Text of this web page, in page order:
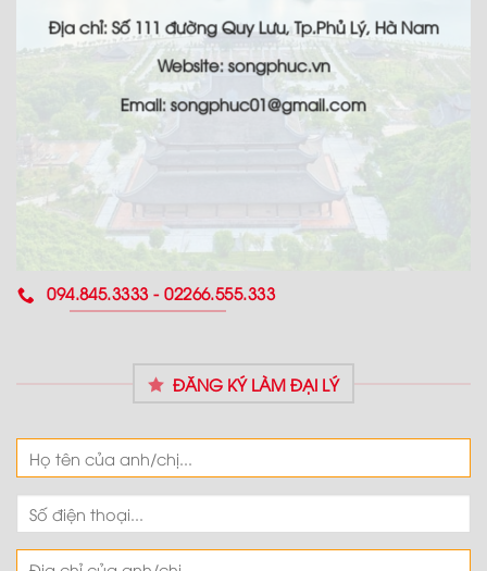
Địa chỉ: Số 111 đường Quy Lưu, Tp.Phủ Lý, Hà Nam
Website: songphuc.vn
Email: songphuc01@gmail.com
094.845.3333 - 02266.555.333
ĐĂNG KÝ LÀM ĐẠI LÝ